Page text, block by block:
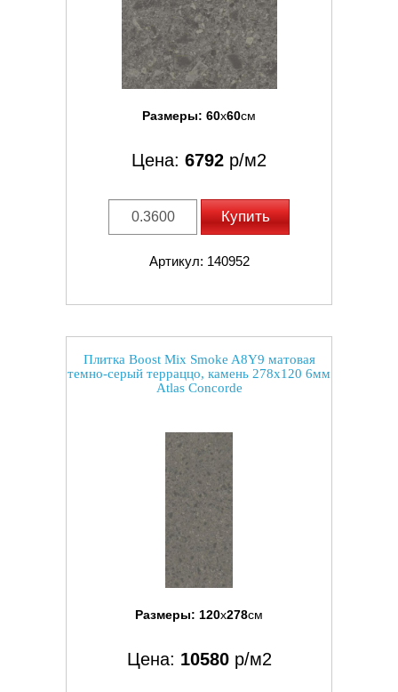
Размеры: 60x60см
Цена: 6792 р/м2
Купить
Артикул: 140952
Плитка Boost Mix Smoke A8Y9 матовая
темно-серый терраццо, камень 278x120 6мм
Atlas Concorde
Размеры: 120x278см
Цена: 10580р/м2